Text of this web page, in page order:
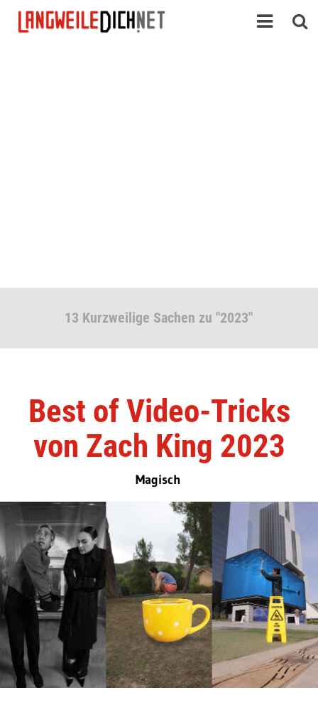
13 Kurzweilige Sachen zu "2023"
Best of Video-Tricks
von Zach King 2023
Magisch